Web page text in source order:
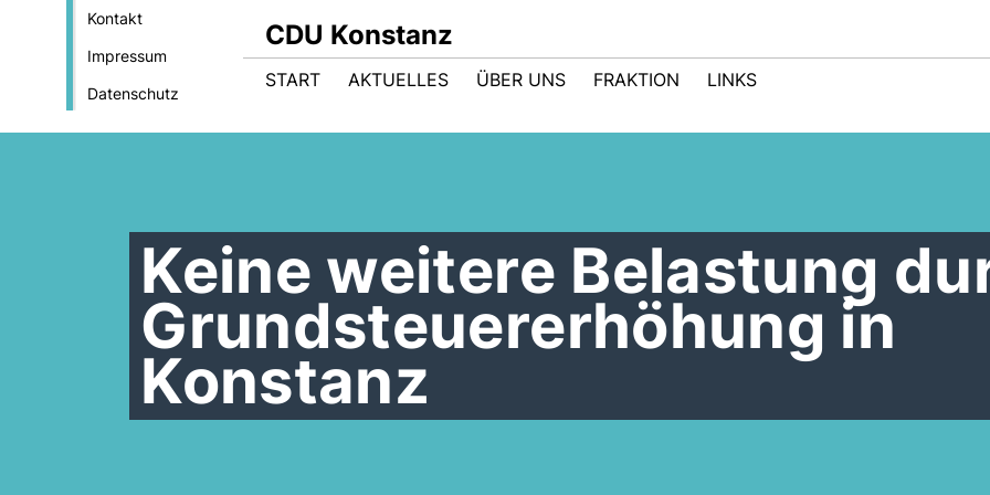
Kontakt
Impressum
Datenschutz
CDU Konstanz
START AKTUELLES ÜBER UNS FRAKTION LINKS
Keine weitere Belastung
Grundsteuererhöhung in
Konstanz